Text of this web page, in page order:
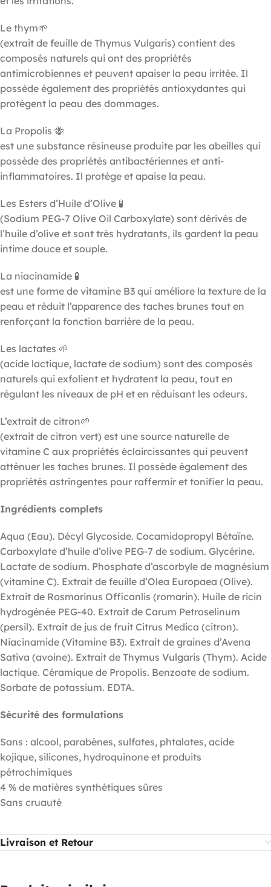
Le thym🌱
(extrait de feuille de Thymus Vulgaris) contient des
composés naturels qui ont des propriétés
antimicrobiennes et peuvent apaiser la peau irritée. Il
possède également des propriétés antioxydantes qui
protègent la peau des dommages.
La Propolis 🐝
est une substance résineuse produite par les abeilles qui
possède des propriétés antibactériennes et anti-
inflammatoires. Il protège et apaise la peau.
Les Esters d’Huile d’Olive 🧪
(Sodium PEG-7 Olive Oil Carboxylate) sont dérivés de
l’huile d’olive et sont très hydratants, ils gardent la peau
intime douce et souple.
La niacinamide 🧪
est une forme de vitamine B3 qui améliore la texture de la
peau et réduit l’apparence des taches brunes tout en
renforçant la fonction barrière de la peau.
Les lactates 🌱
(acide lactique, lactate de sodium) sont des composés
naturels qui exfolient et hydratent la peau, tout en
régulant les niveaux de pH et en réduisant les odeurs.
L’extrait de citron🌱
(extrait de citron vert) est une source naturelle de
vitamine C aux propriétés éclaircissantes qui peuvent
atténuer les taches brunes. Il possède également des
propriétés astringentes pour raffermir et tonifier la peau.
Ingrédients complets
Aqua (Eau). Décyl Glycoside. Cocamidopropyl Bétaïne.
Carboxylate d’huile d’olive PEG-7 de sodium. Glycérine.
Lactate de sodium. Phosphate d’ascorbyle de magnésium
(vitamine C). Extrait de feuille d’Olea Europaea (Olive).
Extrait de Rosmarinus Officanlis (romarin). Huile de ricin
hydrogénée PEG-40. Extrait de Carum Petroselinum
(persil). Extrait de jus de fruit Citrus Medica (citron).
Niacinamide (Vitamine B3). Extrait de graines d’Avena
Sativa (avoine). Extrait de Thymus Vulgaris (Thym). Acide
lactique. Céramique de Propolis. Benzoate de sodium.
Sorbate de potassium. EDTA.
Sécurité des formulations
Sans : alcool, parabènes, sulfates, phtalates, acide
kojique, silicones, hydroquinone et produits
pétrochimiques
4 % de matières synthétiques sûres
Sans cruauté
Livraison et Retour